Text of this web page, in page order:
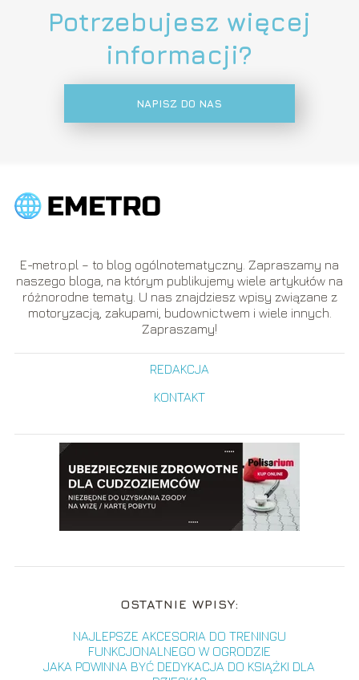
Potrzebujesz więcej
informacji?
NAPISZ DO NAS
E-metro.pl – to blog ogólnotematyczny. Zapraszamy na
naszego bloga, na którym publikujemy wiele artykułów na
różnorodne tematy. U nas znajdziesz wpisy związane z
motoryzacją, zakupami, budownictwem i wiele innych.
Zapraszamy!
REDAKCJA
KONTAKT
OSTATNIE WPISY:
NAJLEPSZE AKCESORIA DO TRENINGU
FUNKCJONALNEGO W OGRODZIE
JAKA POWINNA BYĆ DEDYKACJA DO KSIĄŻKI DLA